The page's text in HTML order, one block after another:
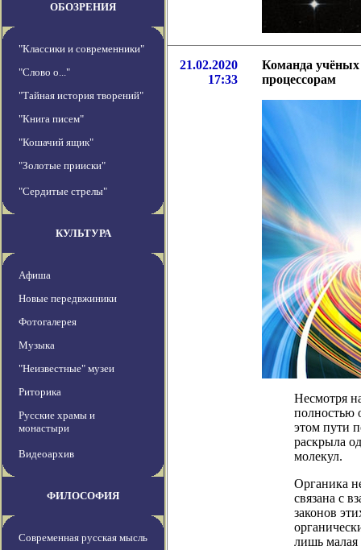
ОБОЗРЕНИЯ
"Классики и современники"
"Слово о..."
"Тайная история творений"
"Книга писем"
"Кошачий ящик"
"Золотые прииски"
"Сердитые стрелы"
КУЛЬТУРА
Афиша
Новые передвжиники
Фотогалерея
Музыка
"Неизвестные" музеи
Риторика
Русские храмы и
монастыри
Видеоархив
ФИЛОСОФИЯ
Современная русская мысль
21.02.2020
17:33
Команда учёных
процессорам
Несмотря
полностью
этом пути
раскрыла
молекул.
Органика
связана с
законов
лишь малая